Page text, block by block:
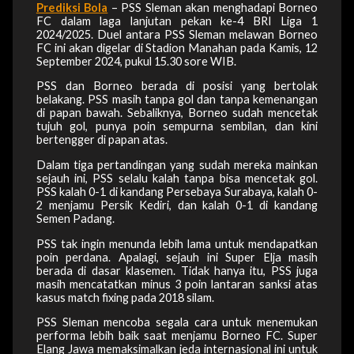
Prediksi Bola – PSS Sleman akan menghadapi Borneo
FC dalam laga lanjutan pekan ke-4 BRI Liga 1
2024/2025. Duel antara PSS Sleman melawan Borneo
FC ini akan digelar di Stadion Manahan pada Kamis, 12
September 2024, pukul 15.30 sore WIB.
PSS dan Borneo berada di posisi yang bertolak
belakang. PSS masih tanpa gol dan tanpa kemenangan
di papan bawah. Sebaliknya, Borneo sudah mencetak
tujuh gol, punya poin sempurna sembilan, dan kini
bertengger di papan atas.
Dalam tiga pertandingan yang sudah mereka mainkan
sejauh ini, PSS selalu kalah tanpa bisa mencetak gol.
PSS kalah 0-1 di kandang Persebaya Surabaya, kalah 0-
2 menjamu Persik Kediri, dan kalah 0-1 di kandang
Semen Padang.
PSS tak ingin menunda lebih lama untuk mendapatkan
poin perdana. Apalagi, sejauh ini Super Elja masih
berada di dasar klasemen. Tidak hanya itu, PSS juga
masih mencatatkan minus 3 poin lantaran sanksi atas
kasus match fixing pada 2018 silam.
PSS Sleman mencoba segala cara untuk menemukan
performa lebih baik saat menjamu Borneo FC. Super
Elang Jawa memaksimalkan jeda internasional ini untuk